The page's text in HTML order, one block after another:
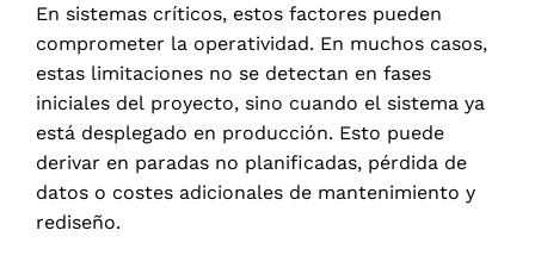
En sistemas críticos, estos factores pueden
comprometer la operatividad. En muchos casos,
estas limitaciones no se detectan en fases
iniciales del proyecto, sino cuando el sistema ya
está desplegado en producción. Esto puede
derivar en paradas no planificadas, pérdida de
datos o costes adicionales de mantenimiento y
rediseño.